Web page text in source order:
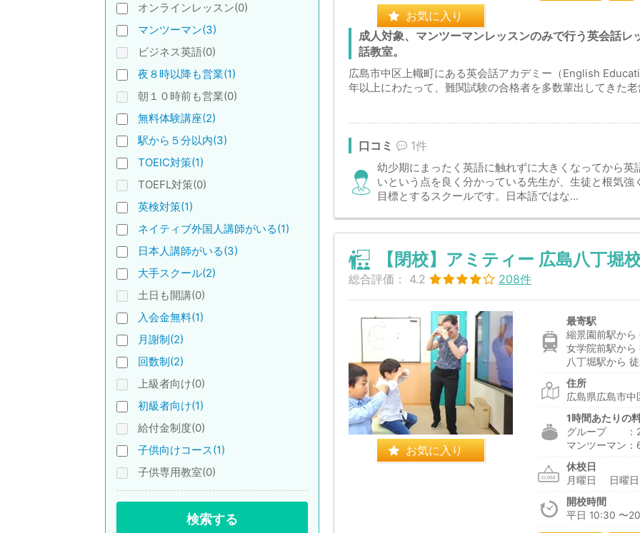
オンラインレッスン(0)
マンツーマン(3)
ビジネス英語(0)
夜８時以降も営業(1)
朝１０時前も営業(0)
無料体験講座(2)
駅から５分以内(3)
TOEIC対策(1)
TOEFL対策(0)
英検対策(1)
ネイティブ外国人講師がいる(1)
日本人講師がいる(3)
大手スクール(2)
土日も開講(0)
入会金無料(1)
月謝制(2)
回数制(2)
上級者向け(0)
初級者向け(1)
給付金制度(0)
子供向けコース(1)
子供専用教室(0)
検索する
お気に入り
成人対象、マンツーマンレッスンのみで行う英会話
話教室。
広島市中区上幟町にある英会話アカデミー（English
年以上にわたって、難関試験の合格者を多数輩出してきた
口コミ 1件
幼少期にまったく英語に触れずに大きくなってから
いという点を良く分かっている先生が、生徒と根気
目標とするスクールです。日本語ではな...
【閉校】アミティー 広島八丁堀
総合評価： 4.2 208件
お気に入り
最寄駅
縮景園前駅から
女学院前駅から
八丁堀駅から
住所
広島県広島市中
1時間あたりの
グループ ：
マンツーマン
休校日
月曜日 日曜
開校時間
平日 10:30 〜